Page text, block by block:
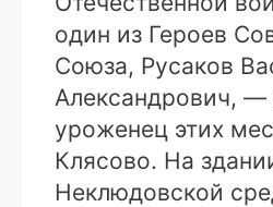
один из Героев
Союза, Русаков
Александрович, —
уроженец этих
Клясово. На
Неклюдовской